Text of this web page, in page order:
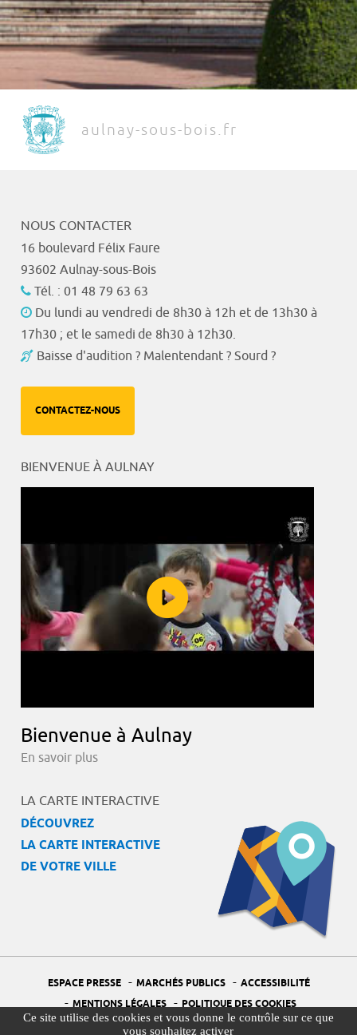
Ce site utilise des cookies et vous donne le contrôle sur ce que
vous souhaitez activer
aulnay-sous-bois.fr
NOUS CONTACTER
16 boulevard Félix Faure
93602 Aulnay-sous-Bois
Tél. : 01 48 79 63 63
Du lundi au vendredi de 8h30 à 12h et de 13h30 à
17h30 ; et le samedi de 8h30 à 12h30.
Baisse d'audition ? Malentendant ? Sourd ?
CONTACTEZ-NOUS
BIENVENUE À AULNAY
Bienvenue à Aulnay
En savoir plus
LA CARTE INTERACTIVE
DÉCOUVREZ
LA CARTE INTERACTIVE
DE VOTRE VILLE
ESPACE PRESSE - MARCHÉS PUBLICS - ACCESSIBILITÉ
- MENTIONS LÉGALES - POLITIQUE DES COOKIES
PORTAIL DÉLÉGUÉ À LA PROTECTION DES DONNÉES - PLAN DU SITE